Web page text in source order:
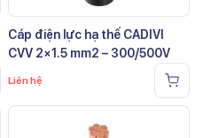
Cáp điện lực hạ thế CADIVI
CVV 2×1.5 mm2 – 300/500V
Liên hệ